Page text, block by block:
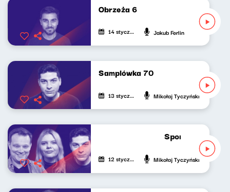
Obrzeża 6
14 stycznia 2025 Jakub Ferlin
Samplówka 70
13 stycznia 2025 Mikołaj Tyczyński
Sport do
12 stycznia 2025 Mikołaj Tyczyński